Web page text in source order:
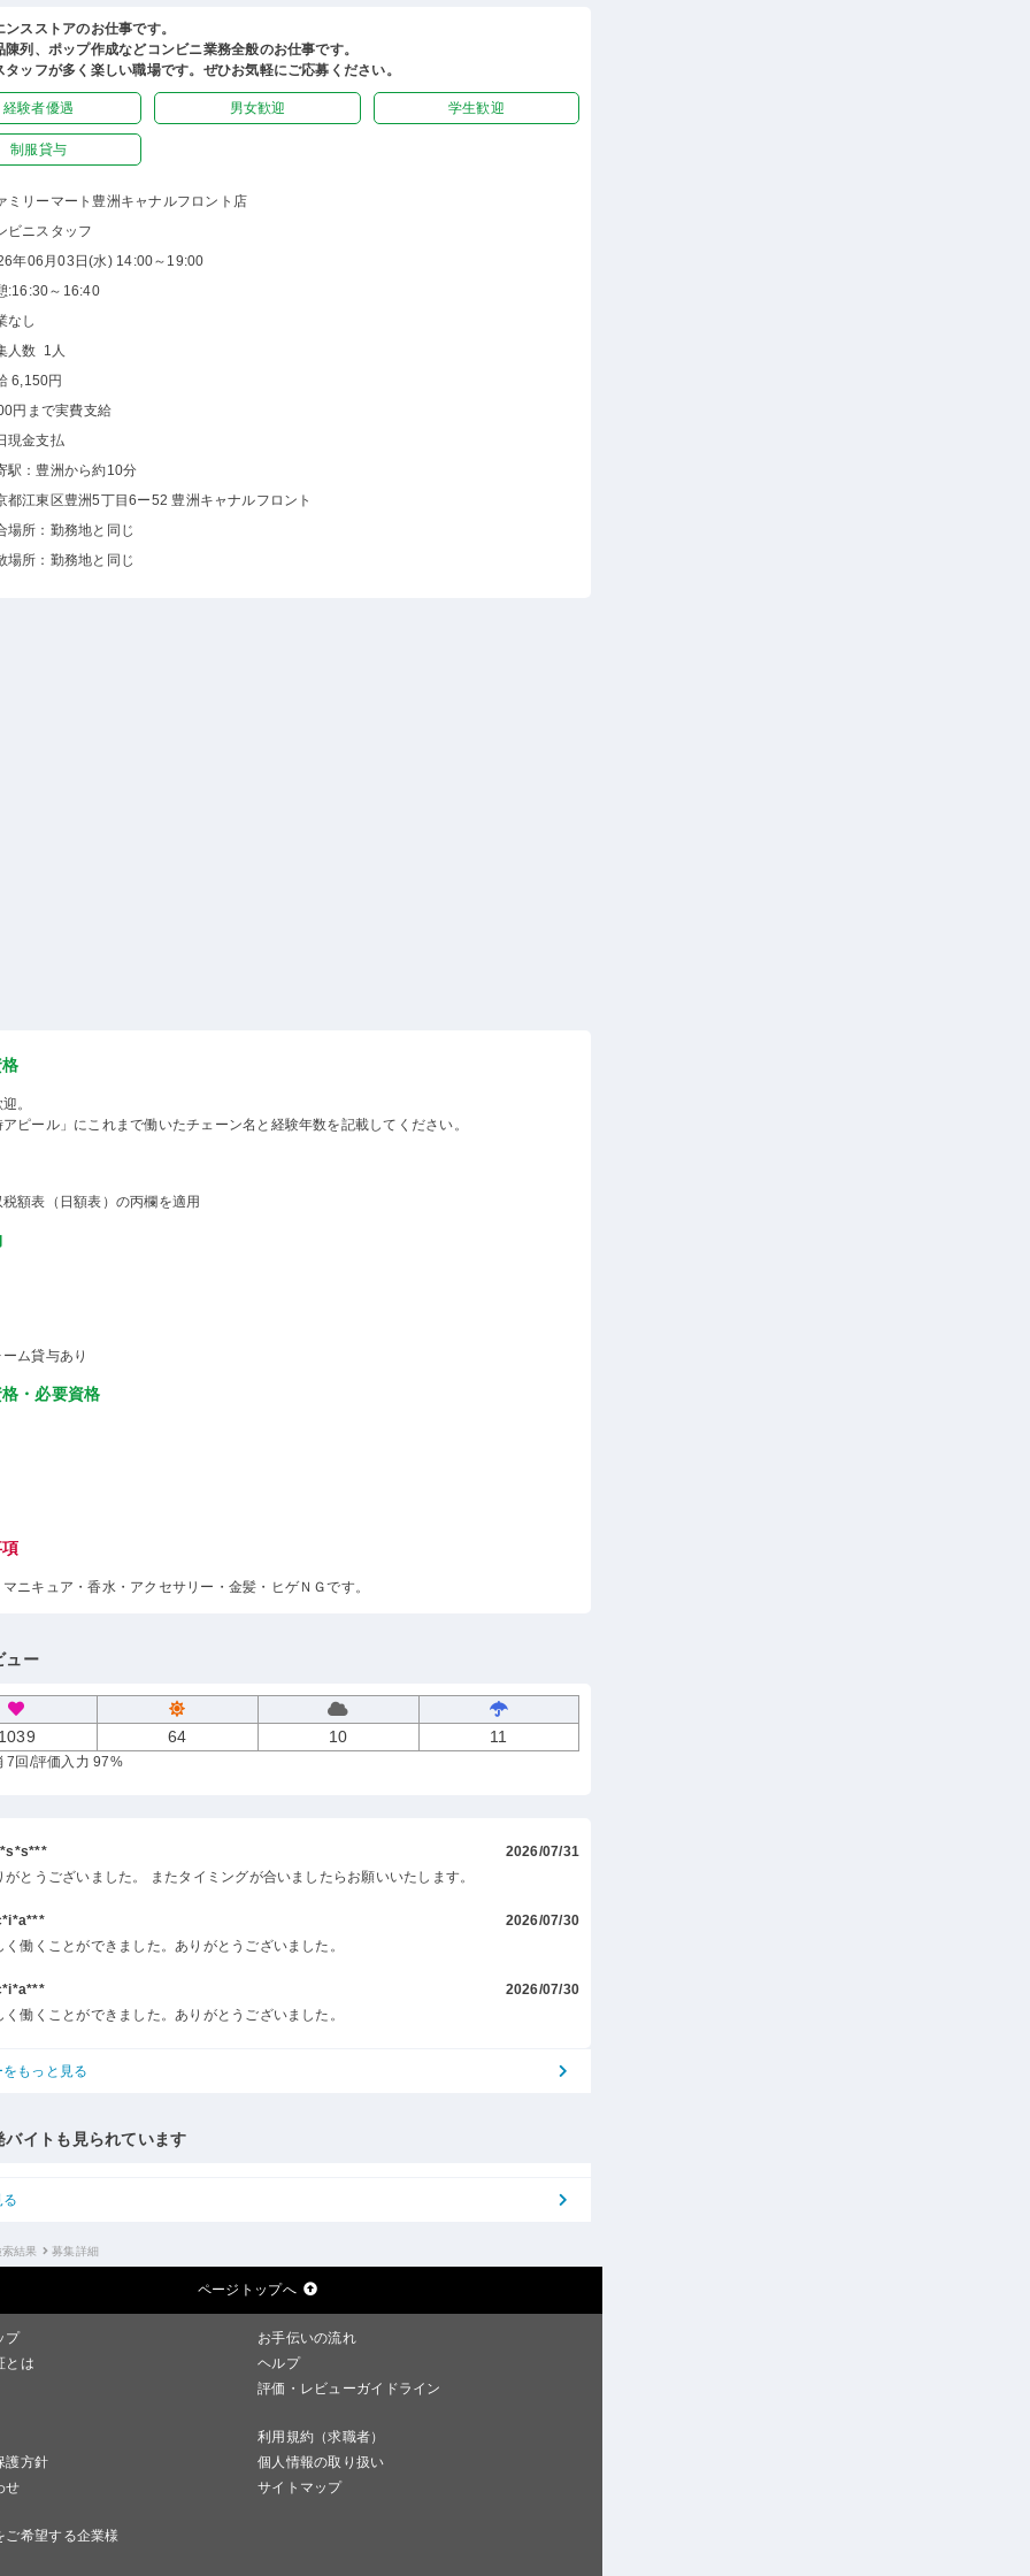
スストアのお仕事です。
陳列、ポップ作成などコンビニ業務全般のお仕事です。
タッフが多く楽しい職場です。ぜひお気軽にご応募ください。
経験者優遇 男女歓迎 学生歓迎
制服貸与
ミリーマート豊洲キャナルフロント店
ビニスタッフ
年06月03日(水) 14:00～19:00
:16:30～16:40
なし
人数 1人
6,150円
円まで実費支給
現金支払
駅：豊洲から約10分
都江東区豊洲5丁目6ー52 豊洲キャナルフロント
場所：勤務地と同じ
場所：勤務地と同じ
。
ピール」にこれまで働いたチェーン名と経験年数を記載してください。
額表（日額表）の丙欄を適用
ム貸与あり
・必要資格
ニキュア・香水・アクセサリー・金髪・ヒゲＮＧです。
ュー
64 10 11
7回 /評価入力 97%
2026/07/31
がとうございました。 またタイミングが合いましたらお願いいたします。
2026/07/30
く働くことができました。ありがとうございました。
2026/07/30
く働くことができました。ありがとうございました。
もっと見る
バイトも見られています
索結果 募集詳細
ページトップへ
プ
お手伝いの流れ
とは
ヘルプ
評価・レビューガイドライン
利用規約（求職者）
護方針
個人情報の取り扱い
せ
サイトマップ
ご希望する企業様